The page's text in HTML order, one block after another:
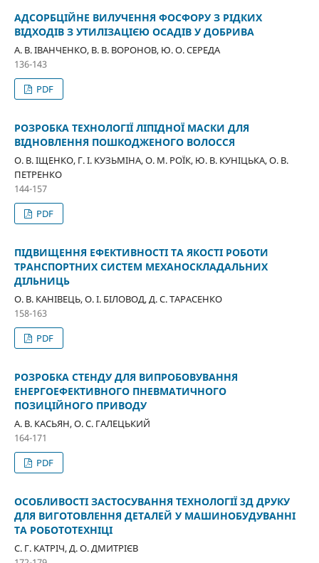
АДСОРБЦІЙНЕ ВИЛУЧЕННЯ ФОСФОРУ З РІДКИХ
ВІДХОДІВ З УТИЛІЗАЦІЄЮ ОСАДІВ У ДОБРИВА
А. В. ІВАНЧЕНКО, В. В. ВОРОНОВ, Ю. О. СЕРЕДА
136-143
PDF
РОЗРОБКА ТЕХНОЛОГІЇ ЛІПІДНОЇ МАСКИ ДЛЯ
ВІДНОВЛЕННЯ ПОШКОДЖЕНОГО ВОЛОССЯ
О. В. ІЩЕНКО, Г. І. КУЗЬМІНА, О. М. РОЇК, Ю. В. КУНІЦЬКА, О. В.
ПЕТРЕНКО
144-157
PDF
ПІДВИЩЕННЯ ЕФЕКТИВНОСТІ ТА ЯКОСТІ РОБОТИ
ТРАНСПОРТНИХ СИСТЕМ МЕХАНОСКЛАДАЛЬНИХ
ДІЛЬНИЦЬ
О. В. КАНІВЕЦЬ, О. І. БІЛОВОД, Д. С. ТАРАСЕНКО
158-163
PDF
РОЗРОБКА СТЕНДУ ДЛЯ ВИПРОБОВУВАННЯ
ЕНЕРГОЕФЕКТИВНОГО ПНЕВМАТИЧНОГО
ПОЗИЦІЙНОГО ПРИВОДУ
А. В. КАСЬЯН, О. С. ГАЛЕЦЬКИЙ
164-171
PDF
ОСОБЛИВОСТІ ЗАСТОСУВАННЯ ТЕХНОЛОГІЇ 3Д ДРУКУ
ДЛЯ ВИГОТОВЛЕННЯ ДЕТАЛЕЙ У МАШИНОБУДУВАННІ
ТА РОБОТОТЕХНІЦІ
С. Г. КАТРІЧ, Д. О. ДМИТРІЄВ